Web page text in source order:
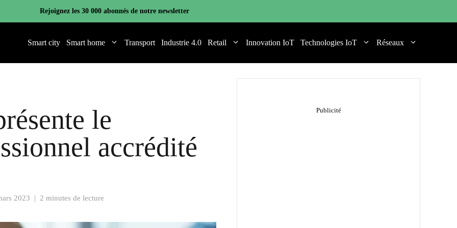
Rejoignez les 30 000 abonnés de notre newsletter
Smart city Smart home Transport Industrie 4.0 Retail Innovation IoT Technologies IoT Réseaux
le
accrédité
2023 | 2 minutes de lecture